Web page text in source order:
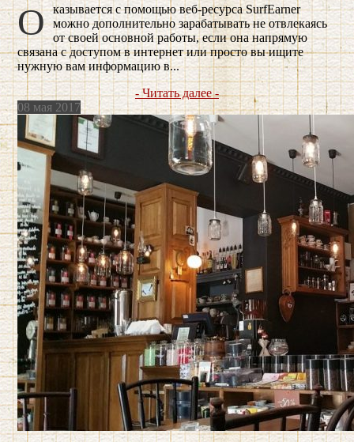
Оказывается с помощью веб-ресурса SurfEarner можно дополнительно зарабатывать не отвлекаясь
от своей основной работы, если она напрямую
связана с доступом в интернет или просто вы ищите
нужную вам информацию в...
- Читать далее -
08 мая 2017